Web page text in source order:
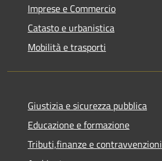
Imprese e Commercio
Catasto e urbanistica
Mobilità e trasporti
Giustizia e sicurezza pubblica
Educazione e formazione
Tributi,finanze e contravvenzioni